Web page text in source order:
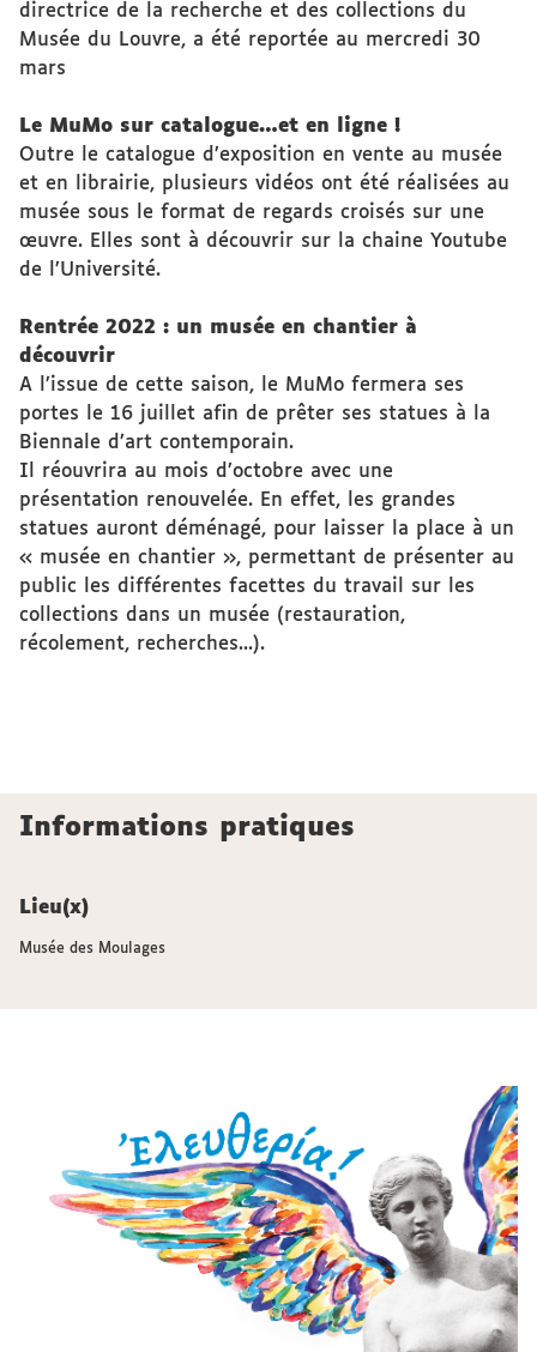
directrice de la recherche et des collections du
Musée du Louvre, a été reportée au mercredi 30
mars
Le MuMo sur catalogue…et en ligne !
Outre le catalogue d’exposition en vente au musée
et en librairie, plusieurs vidéos ont été réalisées au
musée sous le format de regards croisés sur une
œuvre. Elles sont à découvrir sur la chaine Youtube
de l’Université.
Rentrée 2022 : un musée en chantier à
découvrir
A l’issue de cette saison, le MuMo fermera ses
portes le 16 juillet afin de prêter ses statues à la
Biennale d’art contemporain.
Il réouvrira au mois d’octobre avec une
présentation renouvelée. En effet, les grandes
statues auront déménagé, pour laisser la place à un
« musée en chantier », permettant de présenter au
public les différentes facettes du travail sur les
collections dans un musée (restauration,
récolement, recherches...).
Informations pratiques
Lieu(x)
Musée des Moulages